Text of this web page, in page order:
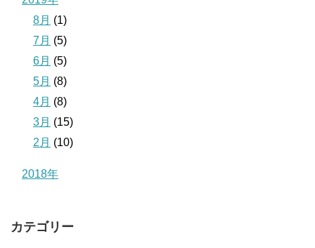
8月 (1)
7月 (5)
6月 (5)
5月 (8)
4月 (8)
3月 (15)
2月 (10)
2018年
カテゴリー